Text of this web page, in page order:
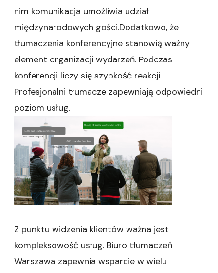
nim komunikacja umożliwia udział
międzynarodowych gości.Dodatkowo, że
tłumaczenia konferencyjne stanowią ważny
element organizacji wydarzeń. Podczas
konferencji liczy się szybkość reakcji.
Profesjonalni tłumacze zapewniają odpowiedni
poziom usług.
Z punktu widzenia klientów ważna jest
kompleksowość usług. Biuro tłumaczeń
Warszawa zapewnia wsparcie w wielu